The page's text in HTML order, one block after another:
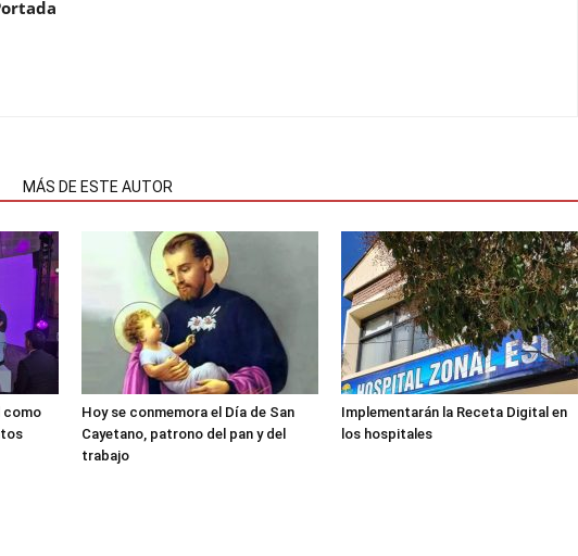
MÁS DE ESTE AUTOR
como
Hoy se conmemora el Día de San
Cayetano, patrono del pan y del
trabajo
Implementarán la Receta Digital en
los hospitales